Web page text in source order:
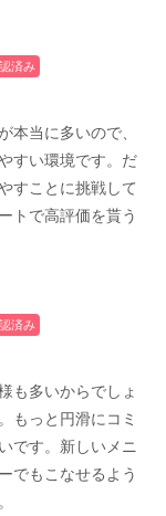
済み
本当に多いので、
すい環境です。だ
すことに挑戦して
トで高評価を貰う
済み
も多いからでしょ
もっと円滑にコミ
です。新しいメニ
でもこなせるよう